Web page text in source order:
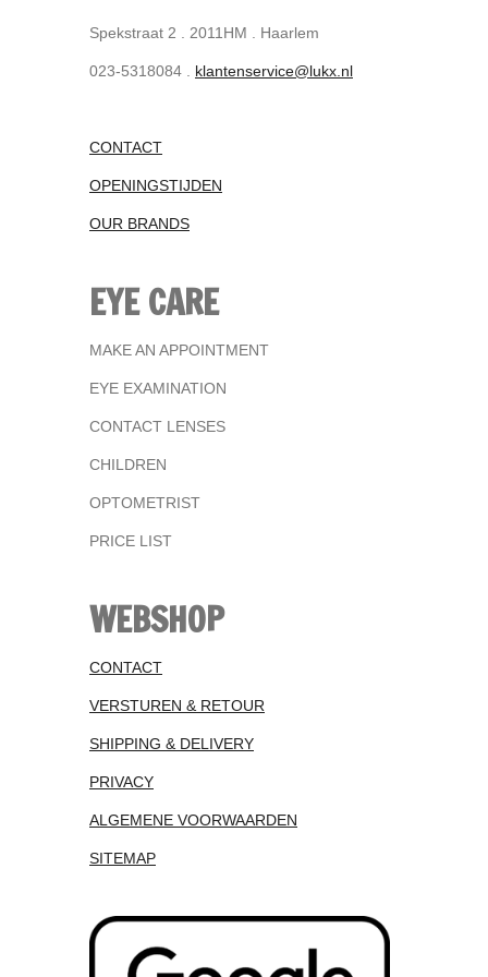
Spekstraat 2 . 2011HM . Haarlem
023-5318084 . klantenservice@lukx.nl
CONTACT
OPENINGSTIJDEN
OUR BRANDS
EYE CARE
MAKE AN APPOINTMENT
EYE EXAMINATION
CONTACT LENSES
CHILDREN
OPTOMETRIST
PRICE LIST
WEBSHOP
CONTACT
VERSTUREN & RETOUR
SHIPPING & DELIVERY
PRIVACY
ALGEMENE VOORWAARDEN
SITEMAP